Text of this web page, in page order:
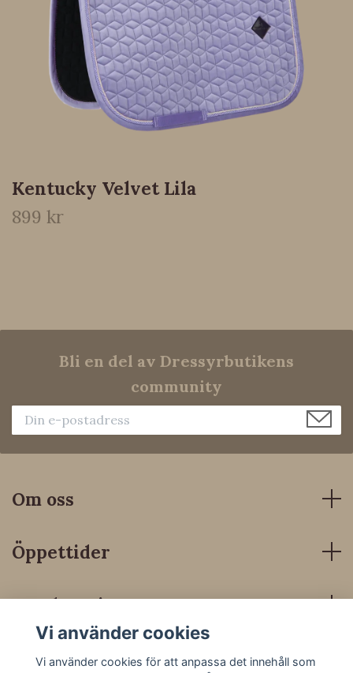
Kentucky Velvet Lila
899 kr
Bli en del av Dressyrbutikens
community
Om oss
Öppettider
Kundservice
Sociala medier
Vi använder cookies
Vi använder cookies för att anpassa det innehåll som